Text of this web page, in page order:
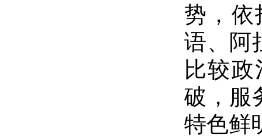
势，依
语、阿
比较
破，服
特色鲜